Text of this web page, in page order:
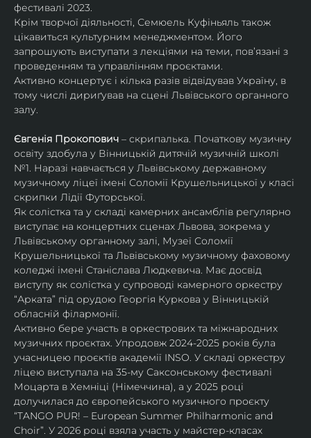
фестивалі 2023.
Крім творчої діяльності, Семюель Куфіньяль також
цікавиться культурним менеджментом. Його
запрошують виступати з лекціями на теми, пов’язані з
проведенням та управлінням проєктами.
Активно концертує і кілька разів відвідував Україну, в
тому числі дириґував на сцені Львівського органного
залу.
Євгенія Прокопович – скрипалька. Початкову музичну
освіту здобула у Вінницькій дитячій музичній школі
№1. Наразі навчається у Львівському державному
музичному ліцеї імені Соломії Крушельницької у класі
скрипки Лідії Футорської.
Як солістка та у складі камерних ансамблів регулярно
виступає на концертних сценах Львова, зокрема у
Львівському органному залі, Музеї Соломії
Крушельницької та Львівському музичному фаховому
коледжі імені Станіслава Людкевича. Має досвід
виступу як солістка у супроводі камерного оркестру
“Арката” під орудою Георгія Куркова у Вінницькій
обласній філармонії.
Активно бере участь в оркестрових та міжнародних
музичних проєктах. Упродовж 2024-2025 років була
учасницею проєктів академії INSO. У складі оркестру
ліцею виступала на 35-му Саксонському фестивалі
Моцарта в Хемніці (Німеччина), а у 2025 році
долучилася до європейського музичного проєкту
“TANGO PUR! – European Summer Philharmonic and
Choir”. У 2026 році взяла участь у майстер-класах